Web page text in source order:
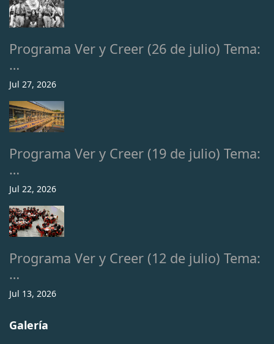
Programa Ver y Creer (26 de julio) Tema:
…
Jul 27, 2026
Programa Ver y Creer (19 de julio) Tema:
…
Jul 22, 2026
Programa Ver y Creer (12 de julio) Tema:
…
Jul 13, 2026
Galería